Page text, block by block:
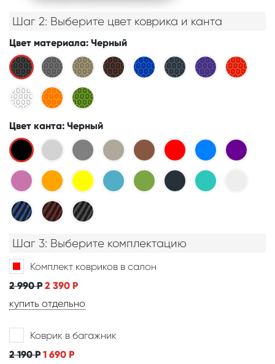
Шаг 2: Выберите цвет коврика и канта
Цвет материала: Черный
Цвет канта: Черный
Шаг 3: Выберите комплектацию
Комплект ковриков в салон
2 990Р 2 390 Р
купить отдельно
Коврик в багажник
2 190Р 1 690 Р